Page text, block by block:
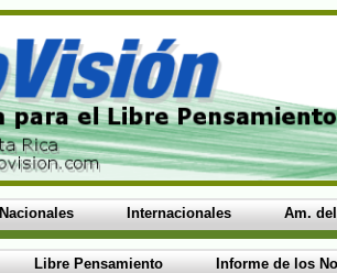
Nacionales Internacionales Am.
Libre Pensamiento Informe de los